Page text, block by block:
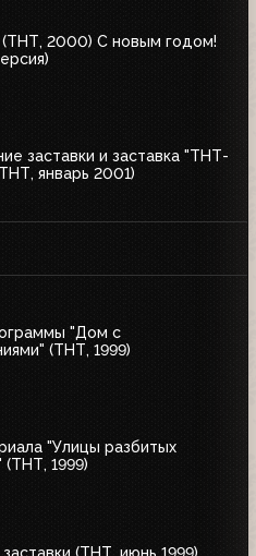
(ТНТ, 2000) С новым годом!
заставки и заставка "ТНТ-
январь 2001)
"Дом с
(ТНТ, 1999)
"Улицы разбитых
1999)